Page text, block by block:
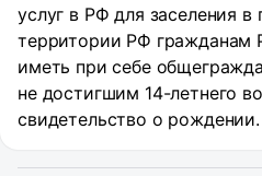
услуг в РФ для заселения в
территории РФ гражданам
иметь при себе
не достигшим 14-летнего
свидетельство о рождении.